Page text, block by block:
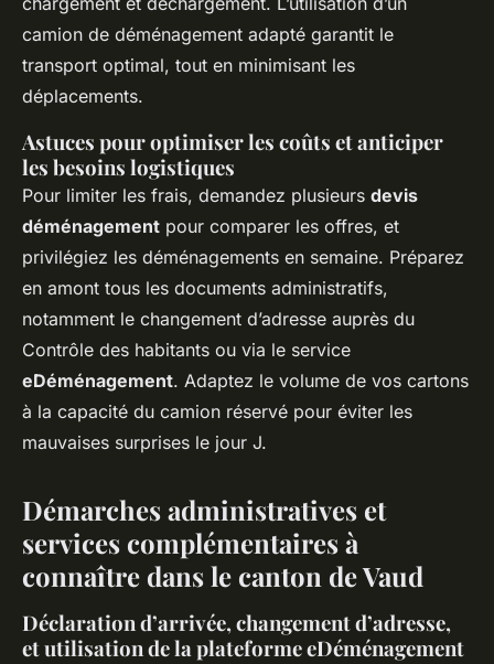
camion de déménagement adapté garantit le
transport optimal, tout en minimisant les
déplacements.
Astuces pour optimiser les coûts et anticiper
les besoins logistiques
Pour limiter les frais, demandez plusieurs devis
déménagement pour comparer les offres, et
privilégiez les déménagements en semaine. Préparez
en amont tous les documents administratifs,
notamment le changement d’adresse auprès du
Contrôle des habitants ou via le service
eDéménagement. Adaptez le volume de vos cartons
à la capacité du camion réservé pour éviter les
mauvaises surprises le jour J.
Démarches administratives et
services complémentaires à
connaître dans le canton de Vaud
Déclaration d’arrivée, changement d’adresse,
et utilisation de la plateforme eDéménagement